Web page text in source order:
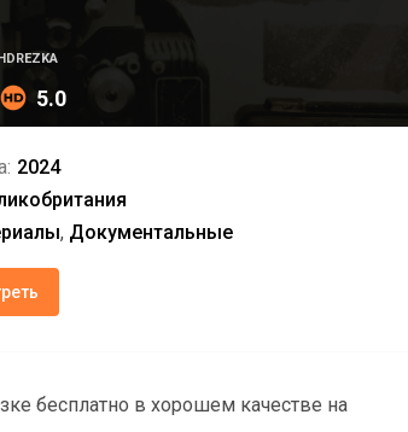
5.0
2024
, Документальные
бесплатно в хорошем качестве на